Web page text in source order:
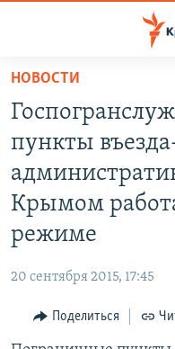
Вернуться
основному
содержанию
Вернутся
главной
навигации
Вернутся
СПЕЦПРОЕКТЫ
КАРТА ВОЕННЫХ
ВОДА
ИСТОРИЯ
ЕЩЕ
ТЕЛЕПРОЕКТ
КАК ОБОЙТИ
НОВОСТИ
пункты
Крымом
режиме
20 сентября 2015, 17:45
Поделиться